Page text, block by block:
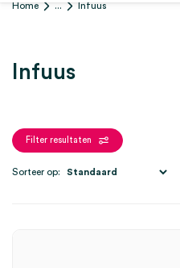
Home ... Infuus
Infuus
Filter resultaten
Sorteer op: